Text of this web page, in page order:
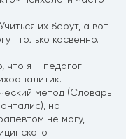
их берут, а вот
только косвенно.
что я – педагог-
метод (Словарь
но
не могу,